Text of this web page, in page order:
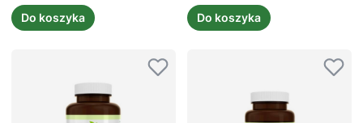
Do koszyka Do koszyka